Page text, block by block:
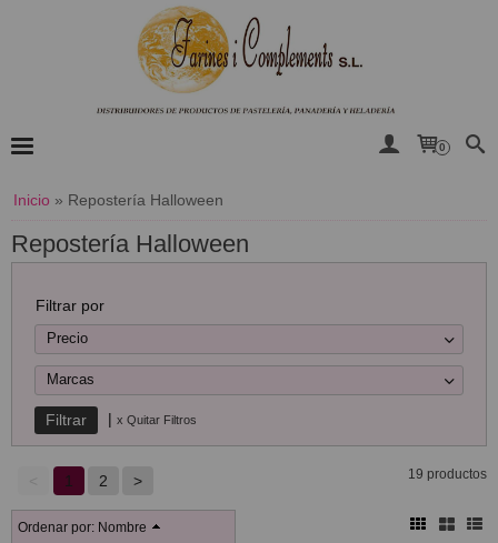
0
Inicio » Repostería Halloween
Repostería Halloween
Filtrar por
Precio
Marcas
| x Quitar Filtros
1 2 > 19 productos
Ordenar por: Nombre